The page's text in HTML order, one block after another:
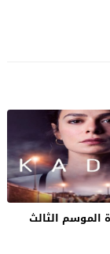
الثالث